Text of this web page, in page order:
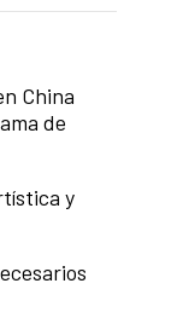
China
de
y